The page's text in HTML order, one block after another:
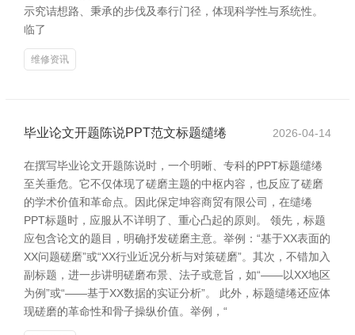
示究诘想路、秉承的步伐及奉行门径，体现科学性与系统性。
临了
维修资讯
毕业论文开题陈说PPT范文标题缱绻 2026-04-14
在撰写毕业论文开题陈说时，一个明晰、专科的PPT标题缱绻
至关垂危。它不仅体现了磋磨主题的中枢内容，也反应了磋磨
的学术价值和革命点。因此保定坤容商贸有限公司，在缱绻
PPT标题时，应服从不详明了、重心凸起的原则。 领先，标题
应包含论文的题目，明确抒发磋磨主意。举例：“基于XX表面的
XX问题磋磨”或“XX行业近况分析与对策磋磨”。其次，不错加入
副标题，进一步讲明磋磨布景、法子或意旨，如“——以XX地区
为例”或“——基于XX数据的实证分析”。 此外，标题缱绻还应体
现磋磨的革命性和骨子操纵价值。举例，“